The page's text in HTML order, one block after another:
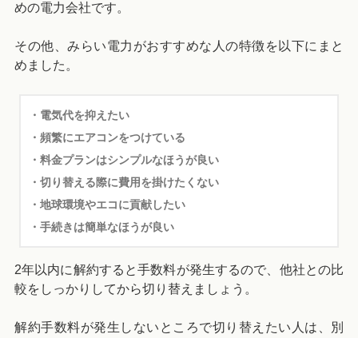
めの電力会社です。
その他、みらい電力がおすすめな人の特徴を以下にまと
めました。
・電気代を抑えたい
・頻繁にエアコンをつけている
・料金プランはシンプルなほうが良い
・切り替える際に費用を掛けたくない
・地球環境やエコに貢献したい
・手続きは簡単なほうが良い
2年以内に解約すると手数料が発生するので、他社との比
較をしっかりしてから切り替えましょう。
解約手数料が発生しないところで切り替えたい人は、別